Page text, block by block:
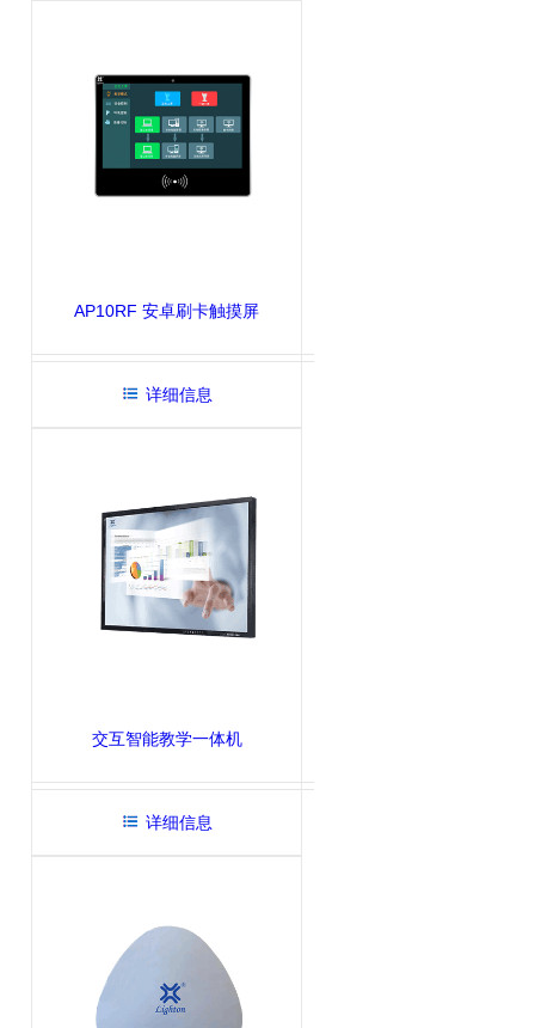
AP10RF 安卓刷卡触摸屏
详细信息
交互智能教学一体机
详细信息